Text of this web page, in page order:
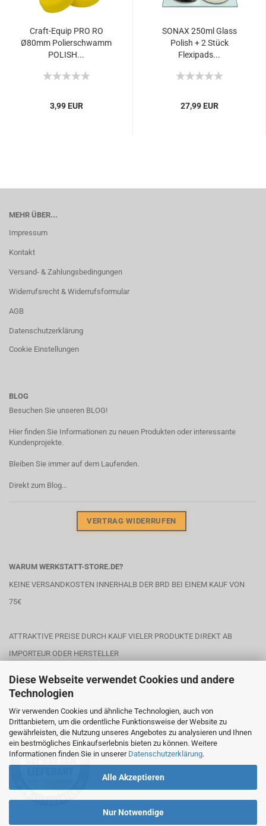
Diese Webseite verwendet Cookies und andere
Technologien
Wir verwenden Cookies und ähnliche Technologien, auch von
Drittanbietern, um die ordentliche Funktionsweise der Website zu
gewährleisten, die Nutzung unseres Angebotes zu analysieren und Ihnen
ein bestmögliches Einkaufserlebnis bieten zu können. Weitere
Informationen finden Sie in unserer Datenschutzerklärung.
Alle Akzeptieren
Nur Notwendige
Craft-Equip PRO RO
Ø80mm Polierschwamm
POLISH...
3,99 EUR
SONAX 250ml Glass
Polish + 2 Stück
Flexipads...
27,99 EUR
MEHR ÜBER...
Impressum
Kontakt
Versand- & Zahlungsbedingungen
Widerrufsrecht & Widerrufsformular
AGB
Datenschutzerklärung
Cookie Einstellungen
BLOG
Besuchen Sie unseren BLOG!
Hier finden Sie Informationen zu neuen Produkten oder interessante
Kundenprojekte.
Bleiben Sie immer auf dem Laufenden.
Direkt zum Blog...
VERTRAG WIDERRUFEN
WARUM WERKSTATT-STORE.DE?
KEINE VERSANDKOSTEN INNERHALB DER BRD BEI EINEM KAUF VON
75€
ATTRAKTIVE PREISE DURCH KAUF VIELER PRODUKTE DIREKT AB
IMPORTEUR ODER HERSTELLER